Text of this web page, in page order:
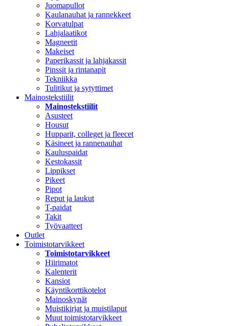
Juomapullot
Kaulanauhat ja rannekkeet
Korvatulpat
Lahjalaatikot
Magneetit
Makeiset
Paperikassit ja lahjakassit
Pinssit ja rintanapit
Tekniikka
Tulitikut ja sytyttimet
Mainostekstiilit
Mainostekstiilit
Asusteet
Housut
Hupparit, colleget ja fleecet
Käsineet ja rannenauhat
Kauluspaidat
Kestokassit
Lippikset
Pikeet
Pipot
Reput ja laukut
T-paidat
Takit
Työvaatteet
Outlet
Toimistotarvikkeet
Toimistotarvikkeet
Hiirimatot
Kalenterit
Kansiot
Käyntikorttikotelot
Mainoskynät
Muistikirjat ja muistilaput
Muut toimistotarvikkeet